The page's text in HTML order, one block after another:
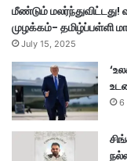
மீண்டும்
முழக்கம்- தமிழ்ப்பள்ளி
July 15, 2025
6